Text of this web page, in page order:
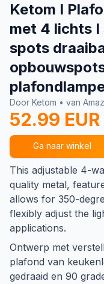
Ketom I
met 4 lichts I
spots
Door Ketom • van
52.99 EUR
Ga naar winkel
This adjustable 4-
quality metal,
allows for 350-
flexibly adjust the
applications.
Ontwerp met
plafond van
gedraaid en 90